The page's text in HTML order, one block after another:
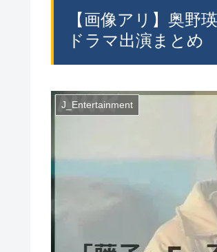
【画像アリ】奥
ドラマ出演まとめ
J_Entertainment